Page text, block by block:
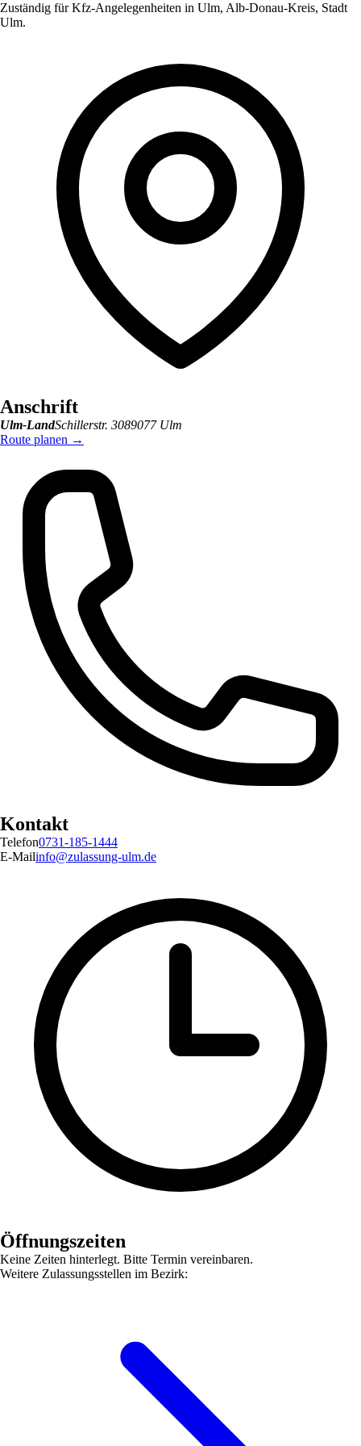
Zuständig für Kfz-Angelegenheiten in Ulm, Alb-Donau-Kreis, Stadt
Ulm.
Anschrift
Ulm-LandSchillerstr. 3089077 Ulm
Route planen →
Kontakt
Telefon0731-185-1444
E-Mailinfo@zulassung-ulm.de
Öffnungszeiten
Keine Zeiten hinterlegt. Bitte Termin vereinbaren.
Weitere Zulassungsstellen im Bezirk: